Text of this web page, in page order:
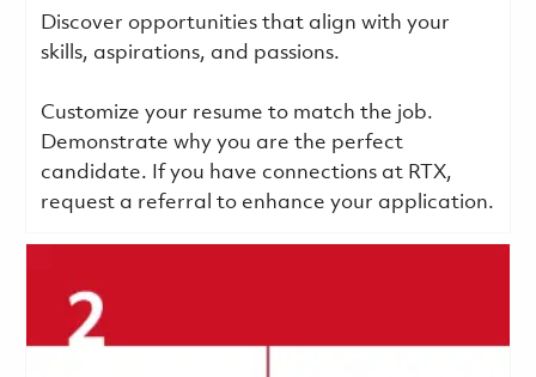
Discover opportunities that align with your
skills, aspirations, and passions.
Customize your resume to match the job.
Demonstrate why you are the perfect
candidate. If you have connections at RTX,
request a referral to enhance your application.